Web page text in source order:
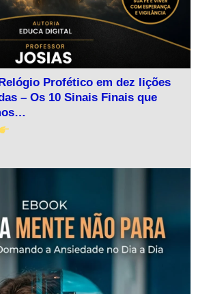
Profético em dez lições
– Os 10 Sinais Finais que